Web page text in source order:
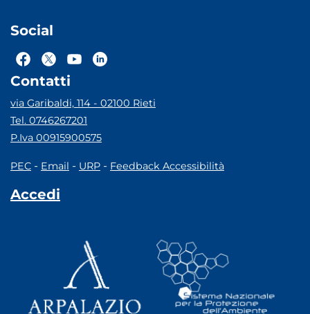
Social
Contatti
via Garibaldi, 114 - 02100 Rieti
Tel. 0746267201
P.Iva 00915900575
PEC - Email - URP - Feedback Accessibilità
Accedi